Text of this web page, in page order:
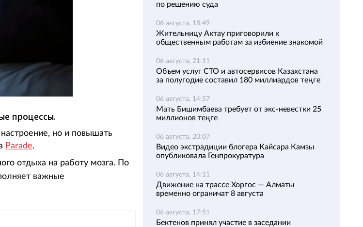
процессы.
но и повышать
Parade.
отдыха на работу мозга. По
важные
по решению суда
06 августа, 18:49
Жительницу Актау приговорили к
общественным работам за избиение знакомой
06 августа, 21:11
Объем услуг СТО и автосервисов Казахстана
за полугодие составил 180 миллиардов теңге
06 августа, 14:57
Мать Бишимбаева требует от экс-невестки 25
миллионов теңге
06 августа, 20:07
Видео экстрадиции блогера Кайсара Камзы
опубликовала Генпрокуратура
06 августа, 14:11
Движение на трассе Хоргос — Алматы
временно ограничат 8 августа
06 августа, 17:51
Бектенов принял участие в заседании